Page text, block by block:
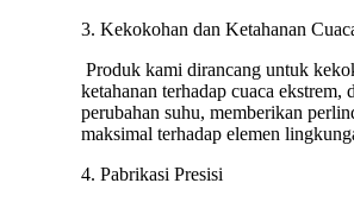
3. Kekokohan dan Ketahanan
Produk kami dirancang untuk
ketahanan terhadap cuaca ekstrem,
perubahan suhu, memberikan
maksimal terhadap elemen
4. Pabrikasi Presisi